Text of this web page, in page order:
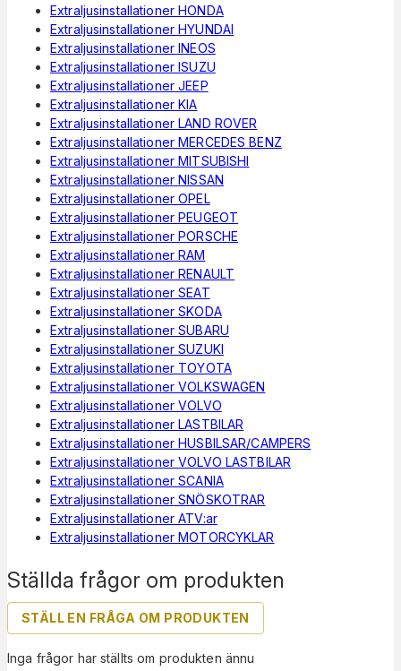
Ställda frågor om produkten
STÄLL EN FRÅGA OM PRODUKTEN
Inga frågor har ställts om produkten ännu
Extraljusinstallationer HONDA
Extraljusinstallationer HYUNDAI
Extraljusinstallationer INEOS
Extraljusinstallationer ISUZU
Extraljusinstallationer JEEP
Extraljusinstallationer KIA
Extraljusinstallationer LAND ROVER
Extraljusinstallationer MERCEDES BENZ
Extraljusinstallationer MITSUBISHI
Extraljusinstallationer NISSAN
Extraljusinstallationer OPEL
Extraljusinstallationer PEUGEOT
Extraljusinstallationer PORSCHE
Extraljusinstallationer RAM
Extraljusinstallationer RENAULT
Extraljusinstallationer SEAT
Extraljusinstallationer SKODA
Extraljusinstallationer SUBARU
Extraljusinstallationer SUZUKI
Extraljusinstallationer TOYOTA
Extraljusinstallationer VOLKSWAGEN
Extraljusinstallationer VOLVO
Extraljusinstallationer LASTBILAR
Extraljusinstallationer HUSBILSAR/CAMPERS
Extraljusinstallationer VOLVO LASTBILAR
Extraljusinstallationer SCANIA
Extraljusinstallationer SNÖSKOTRAR
Extraljusinstallationer ATV:ar
Extraljusinstallationer MOTORCYKLAR